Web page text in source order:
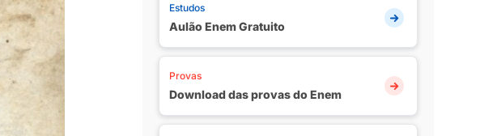
Estudos
Aulão Enem Gratuito
Provas
Download das provas do Enem